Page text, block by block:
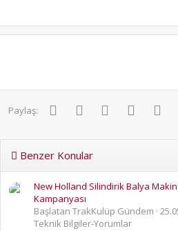
n
i
Paylaş: FacebookTwitter PinterestWhatsApp
Benzer Konular
New Holland Silindirik Balya
Kampanyası
Başlatan TrakKulüp Gündem
Teknik Bilgiler-Yorumlar